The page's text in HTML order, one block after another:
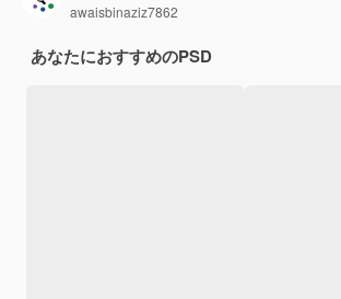
awaisbinaziz7862
あなたにおすすめのPSD